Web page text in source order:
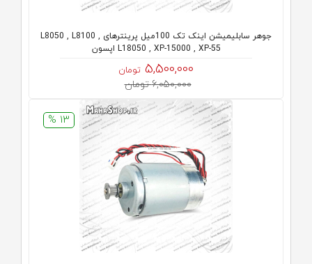
جوهر سابلیمیشن اینک تک 100میل پرینترهای L8050 , L8100 ,
L18050 , XP-15000 , XP-55 اپسون
5,500,000 تومان
6,050,000 تومان
13 %